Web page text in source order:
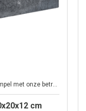
Maak uw tuinindeling simpel met onze betrouwbare betonbielzen
cm